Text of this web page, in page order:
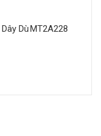
Dù MT2A228